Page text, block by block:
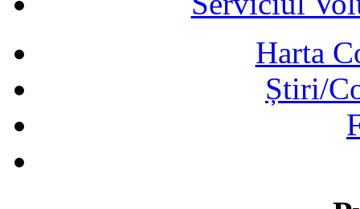
Harta
Știri/